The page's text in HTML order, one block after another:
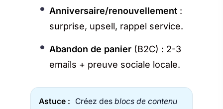
Anniversaire/renouvellement :
surprise, upsell, rappel service.
Abandon de panier (B2C) : 2-3
emails + preuve sociale locale.
Astuce : Créez des blocs de contenu